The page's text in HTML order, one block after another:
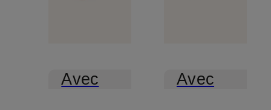
Avec
Avec